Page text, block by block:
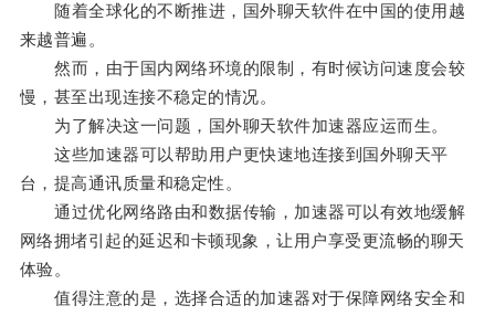
随着全球化的不断推进，国外聊天软件在中国的使用越
来越普遍。
然而，由于国内网络环境的限制，有时候访问速度会较
慢，甚至出现连接不稳定的情况。
为了解决这一问题，国外聊天软件加速器应运而生。
这些加速器可以帮助用户更快速地连接到国外聊天平
台，提高通讯质量和稳定性。
通过优化网络路由和数据传输，加速器可以有效地缓解
网络拥堵引起的延迟和卡顿现象，让用户享受更流畅的聊天
体验。
值得注意的是，选择合适的加速器对于保障网络安全和